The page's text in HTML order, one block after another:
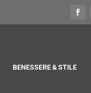
BENESSERE & STILE